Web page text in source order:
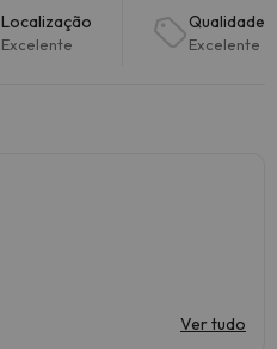
Localização
Excelente Excelente
Ver tudo